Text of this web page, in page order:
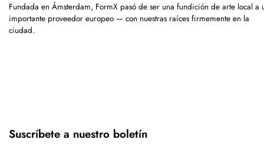
Fundada en Ámsterdam, FormX pasó de ser una fundición de arte local a
importante proveedor europeo — con nuestras raíces firmemente en la
ciudad.
Suscríbete a nuestro boletín